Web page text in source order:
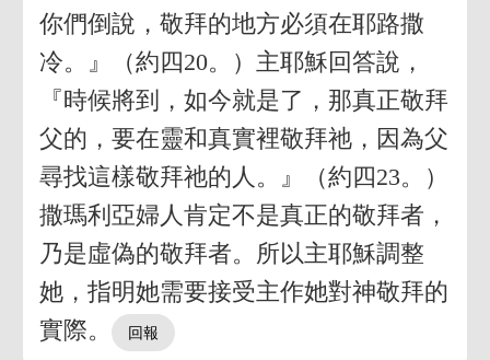
你們倒說，敬拜的地方必須在耶路撒
冷。』（約四20。）主耶穌回答說，
『時候將到，如今就是了，那真正敬拜
父的，要在靈和真實裡敬拜祂，因為父
尋找這樣敬拜祂的人。』（約四23。）
撒瑪利亞婦人肯定不是真正的敬拜者，
乃是虛偽的敬拜者。所以主耶穌調整
她，指明她需要接受主作她對神敬拜的
實際。